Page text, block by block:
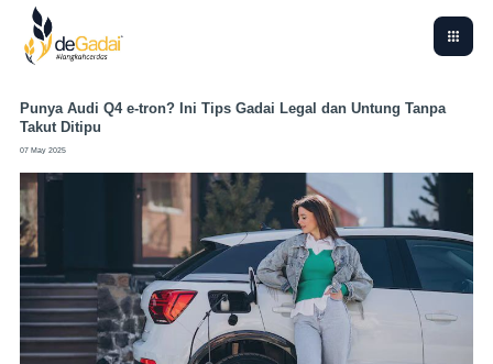
Punya Audi Q4 e-tron? Ini Tips Gadai Legal dan Untung Tanpa
Takut Ditipu
07 May 2025